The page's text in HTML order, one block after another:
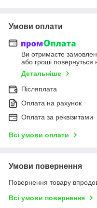
Умови оплати
Ви отримаєте
або гроші повернуться
Детальніше
Післяплата
Оплата на рахунок
Оплата за реквізитами
Всі умови оплати
Умови повернення
Повернення товару
Всі умови повернення